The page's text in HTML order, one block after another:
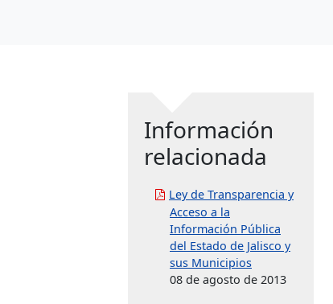
Información
relacionada
Ley de Transparencia y
Acceso a la
Información Pública
del Estado de Jalisco y
sus Municipios
08 de agosto de 2013